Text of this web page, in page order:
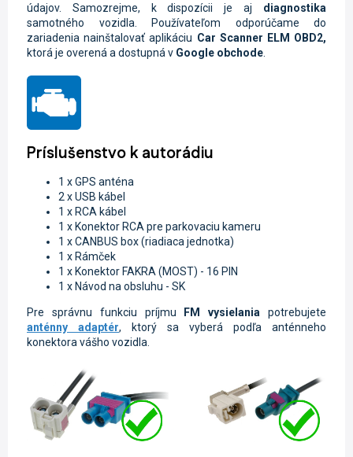
údajov. Samozrejme, k dispozícii je aj diagnostika
samotného vozidla.
Používateľom odporúčame do
zariadenia nainštalovať aplikáciu Car Scanner ELM OBD2,
ktorá je overená a dostupná v Google obchode
Príslušenstvo k autorádiu
1 x GPS anténa
2 x USB kábel
1 x RCA kábel
1 x Konektor RCA pre parkovaciu kameru
1 x CANBUS box (riadiaca jednotka)
1 x Rámček
1 x Konektor FAKRA (MOST) - 16 PIN
1 x Návod na obsluhu - SK
Pre správnu funkciu príjmu FM vysielania potrebujete
anténny adaptér, ktorý sa vyberá podľa anténneho
konektora vášho vozidla.